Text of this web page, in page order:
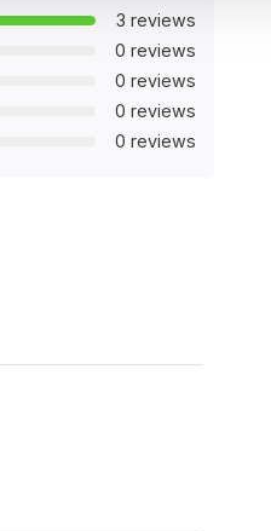
3 reviews
0 reviews
0 reviews
0 reviews
0 reviews